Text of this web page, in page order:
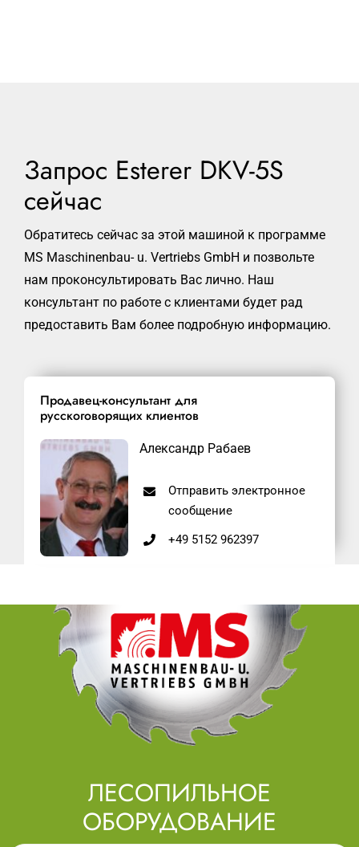
Запрос Esterer DKV-5S
сейчас
Обратитесь сейчас за этой машиной к программе
MS Maschinenbau- u. Vertriebs GmbH и позвольте
нам проконсультировать Вас лично. Наш
консультант по работе с клиентами будет рад
предоставить Вам более подробную информацию.
Продавец-консультант для
русскоговорящих клиентов
Александр Рабаев
Отправить электронное
сообщение
+49 5152 962397
ЛЕСОПИЛЬНОЕ
ОБОРУДОВАНИЕ